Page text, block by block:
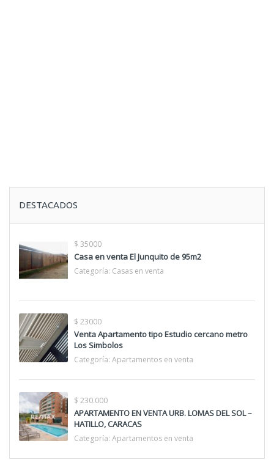
DESTACADOS
$ 35000
Casa en venta El Junquito de 95m2
Categoría: Casas en venta
$ 23000
Venta Apartamento tipo Estudio cercano metro
Los Simbolos
Categoría: Apartamentos en venta
$ 230.000
APARTAMENTO EN VENTA URB. LOMAS DEL SOL –
HATILLO, CARACAS
Categoría: Apartamentos en venta